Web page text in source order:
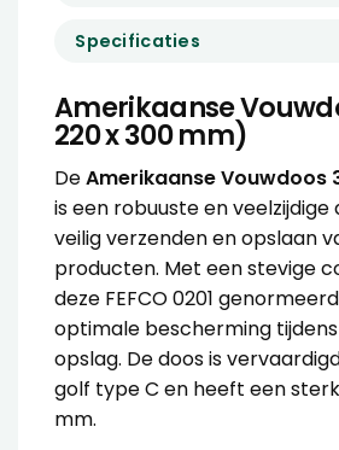
Specificaties
Amerikaanse
220 x 300 mm)
DeAmerikaanse Vouwdoos
is een robuuste en veelzijdige
veilig verzenden en opslaan
producten. Met een stevige
deze FEFCO 0201
optimale bescherming
opslag. De doos is
golf type C en heeft een
mm.